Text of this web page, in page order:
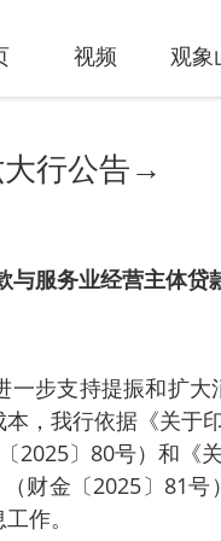
视频 观象
大行公告→
与服务业经营主体贷
步支持提振和扩大
，我行依据《关于
2025〕80号）和《
财金〔2025〕81号
作。